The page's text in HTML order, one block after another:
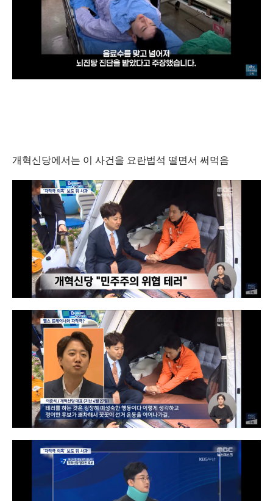
개혁신당에서는 이 사건을 요란법석 떨면서 써먹음